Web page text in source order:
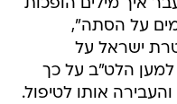
איך מילים הופכות
על הסתה",
ישראל על
הלט"ב על כך
אותו לטיפול.